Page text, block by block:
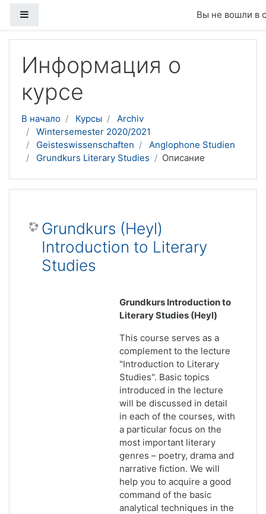
Вы не вошли в
Информация о
курсе
В начало Курсы
Archiv
Wintersemester 2020/2021
Geisteswissenschaften
Anglophone Studien
Grundkurs Literary Studies
Описание
Grundkurs (Heyl)
Introduction to Literary
Studies
Grundkurs Introduction to
Literary Studies (Heyl)
This course serves as a
complement to the lecture
"Introduction to Literary
Studies". Basic topics
introduced in the lecture
will be discussed in detail
in each of the courses, with
a particular focus on the
most important literary
genres – poetry, drama and
narrative fiction. We will
help you to acquire a good
command of the basic
analytical techniques in the